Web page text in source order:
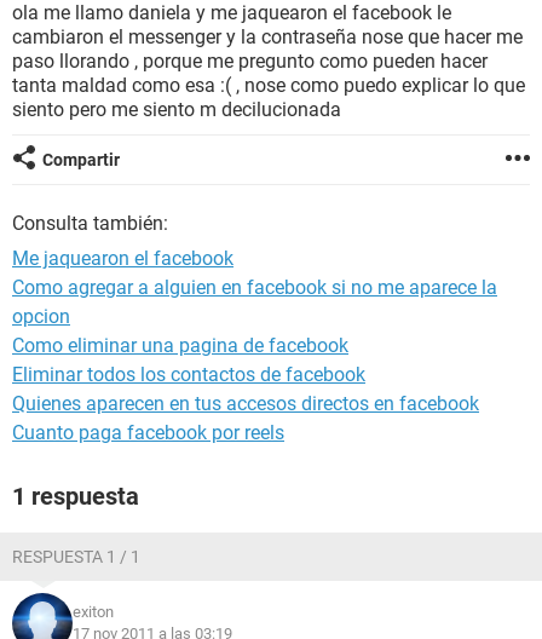
ola me llamo daniela y me jaquearon el facebook le
cambiaron el messenger y la contraseña nose que hacer me
paso llorando , porque me pregunto como pueden hacer
tanta maldad como esa :( , nose como puedo explicar lo que
siento pero me siento m decilucionada
Compartir
Consulta también:
Me jaquearon el facebook
Como agregar a alguien en facebook si no me aparece la
opcion
Como eliminar una pagina de facebook
Eliminar todos los contactos de facebook
Quienes aparecen en tus accesos directos en facebook
Cuanto paga facebook por reels
1 respuesta
RESPUESTA 1 / 1
exiton
17 nov 2011 a las 03:19